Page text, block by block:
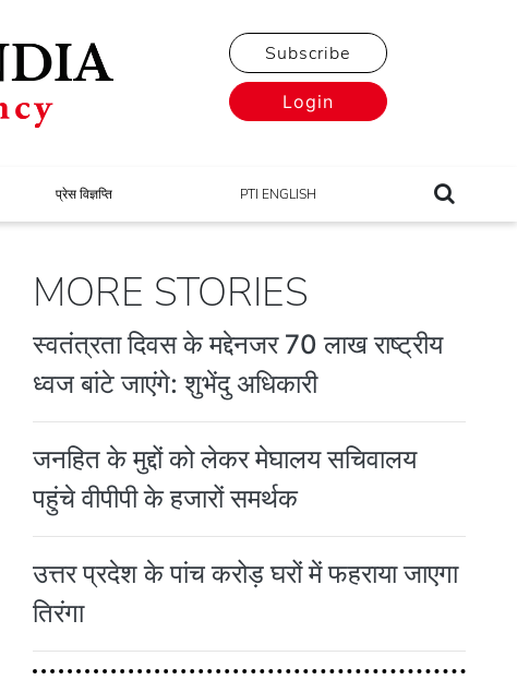
Subscribe
Login
प्रेस विज्ञप्ति PTI ENGLISH
MORE STORIES
स्वतंत्रता दिवस के मद्देनजर 70 लाख राष्ट्रीय
ध्वज बांटे जाएंगे: शुभेंदु अधिकारी
जनहित के मुद्दों को लेकर मेघालय सचिवालय
पहुंचे वीपीपी के हजारों समर्थक
उत्तर प्रदेश के पांच करोड़ घरों में फहराया जाएगा
तिरंगा